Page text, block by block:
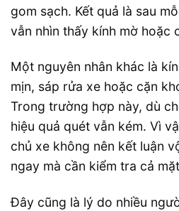
gom sạch. Kết quả là sau
vẫn nhìn thấy kính mờ hoặc
Một nguyên nhân khác là
mịn, sáp rửa xe hoặc cặn
Trong trường hợp này, dù
hiệu quả quét vẫn kém. Vì
chủ xe không nên kết luận
ngay mà cần kiểm tra cả
Đây cũng là lý do nhiều